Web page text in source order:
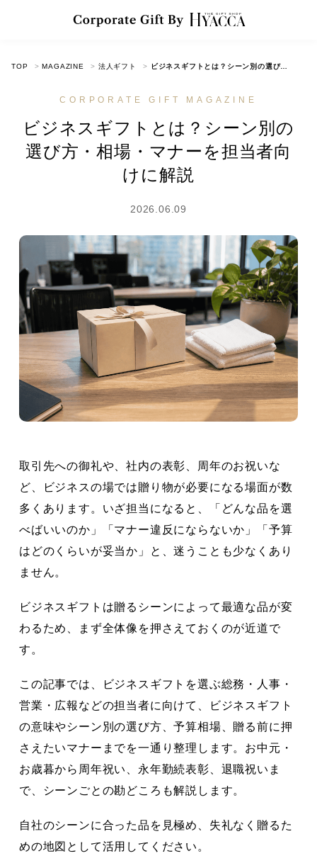
TOP MAGAZINE 法人ギフト ビジネスギフトとは？シーン別の選び方・相場・マナーを担当者向けに解説
CORPORATE GIFT MAGAZINE
ビジネスギフトとは？シーン別の
選び方・相場・マナーを担当者向
けに解説
2026.06.09
取引先への御礼や、社内の表彰、周年のお祝いな
ど、ビジネスの場では贈り物が必要になる場面が数
多くあります。いざ担当になると、「どんな品を選
べばいいのか」「マナー違反にならないか」「予算
はどのくらいが妥当か」と、迷うことも少なくあり
ません。
ビジネスギフトは贈るシーンによって最適な品が変
わるため、まず全体像を押さえておくのが近道で
す。
この記事では、ビジネスギフトを選ぶ総務・人事・
営業・広報などの担当者に向けて、ビジネスギフト
の意味やシーン別の選び方、予算相場、贈る前に押
さえたいマナーまでを一通り整理します。お中元・
お歳暮から周年祝い、永年勤続表彰、退職祝いま
で、シーンごとの勘どころも解説します。
自社のシーンに合った品を見極め、失礼なく贈るた
めの地図として活用してください。